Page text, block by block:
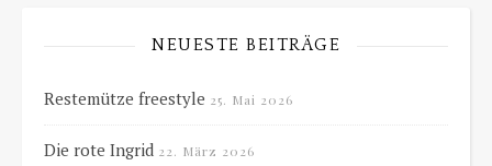
NEUESTE BEITRÄGE
Restemütze freestyle 25. Mai 2026
Die rote Ingrid 22. März 2026